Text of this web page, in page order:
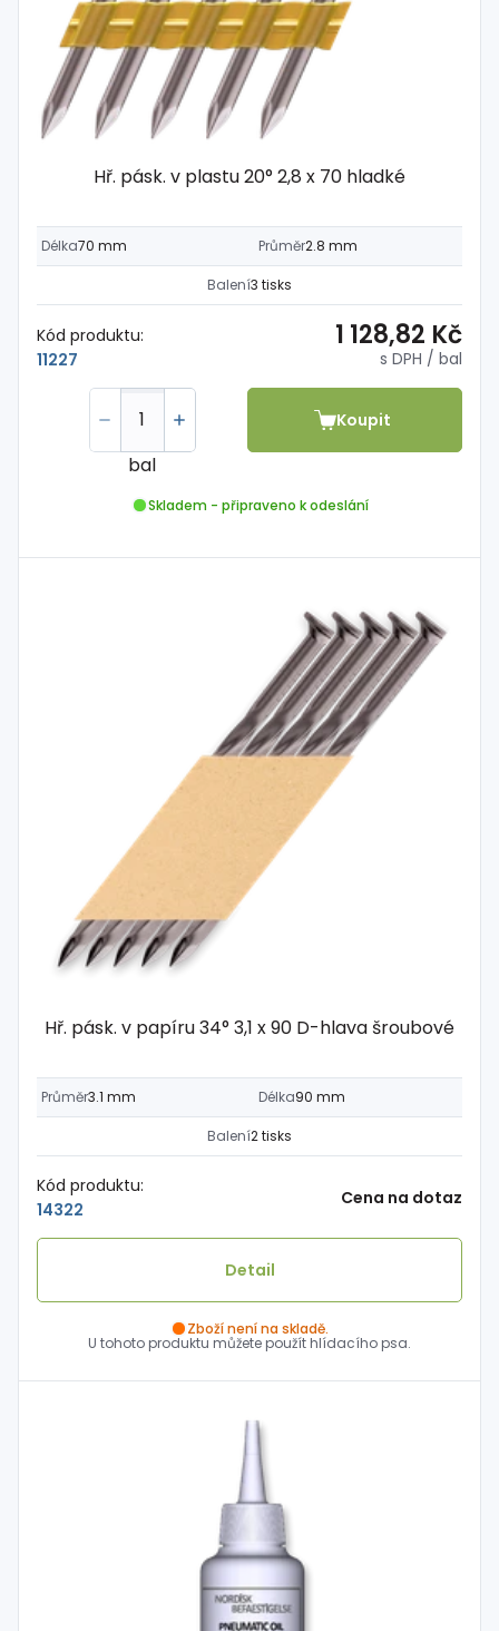
Hř. pásk. v plastu 20° 2,8 x 70 hladké
Délka70 mm Průměr2.8 mm
Balení3 tisks
Kód produktu:
11227
1 128,82 Kč
s DPH / bal
bal
Koupit
Skladem - připraveno k odeslání
Hř. pásk. v papíru 34° 3,1 x 90 D-hlava šroubové
Průměr3.1 mm Délka90 mm
Balení2 tisks
Kód produktu:
14322
Cena na dotaz
Detail
Zboží není na skladě.
U tohoto produktu můžete použít hlídacího psa.